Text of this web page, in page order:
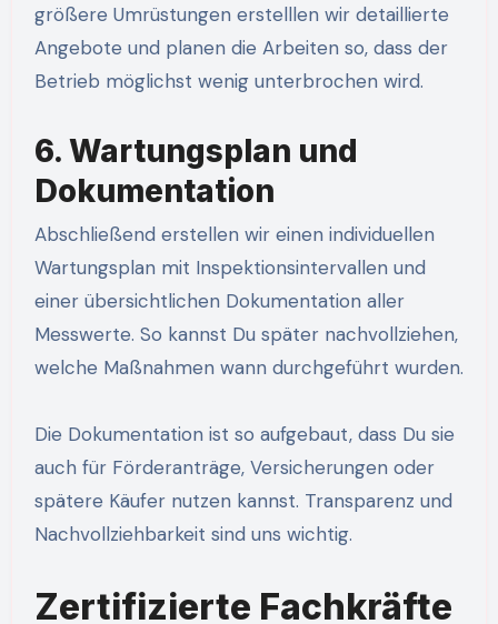
größere Umrüstungen erstelllen wir detaillierte
Angebote und planen die Arbeiten so, dass der
Betrieb möglichst wenig unterbrochen wird.
6. Wartungsplan und
Dokumentation
Abschließend erstellen wir einen individuellen
Wartungsplan mit Inspektionsintervallen und
einer übersichtlichen Dokumentation aller
Messwerte. So kannst Du später nachvollziehen,
welche Maßnahmen wann durchgeführt wurden.
Die Dokumentation ist so aufgebaut, dass Du sie
auch für Förderanträge, Versicherungen oder
spätere Käufer nutzen kannst. Transparenz und
Nachvollziehbarkeit sind uns wichtig.
Zertifizierte Fachkräfte